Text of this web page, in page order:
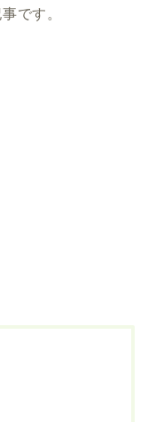
です。